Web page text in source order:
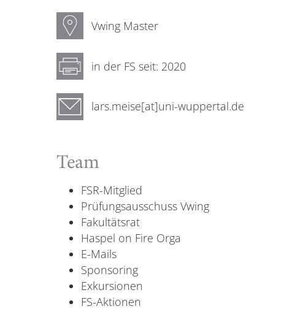
Vwing Master
in der FS seit: 2020
lars.meise[at]uni-wuppertal.de
Team
FSR-Mitglied
Prüfungsausschuss Vwing
Fakultätsrat
Haspel on Fire Orga
E-Mails
Sponsoring
Exkursionen
FS-Aktionen